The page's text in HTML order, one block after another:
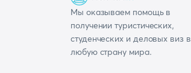
Мы оказываем помощь в
получении туристических,
студенческих и деловых виз в
любую страну мира.